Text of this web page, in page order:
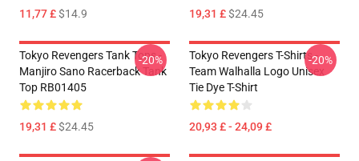
11,77 £$14.9 19,31 £$24.45
Tokyo Revengers Tank Tops -
Manjiro Sano Racerback Tank
Top RB01405
19,31 £$24.45
-20%
Tokyo Revengers T-Shirts -
Team Walhalla Logo Unisex
Tie Dye T-Shirt
20,93 £ - 24,09 £
-20%